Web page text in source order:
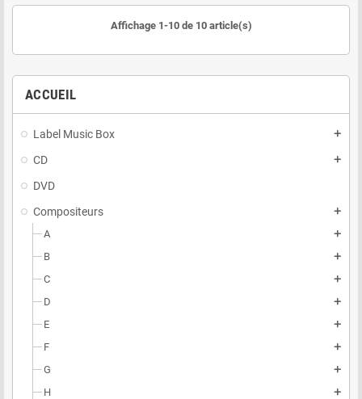
ACCUEIL
Label Music Box add
CD add
DVD
Compositeurs
add
A add
B add
C add
D add
E add
F add
G add
H add
Affichage 1-10 de 10 article(s)